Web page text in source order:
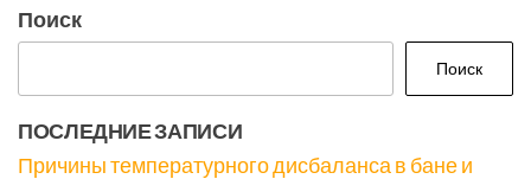
Поиск
Поиск
ПОСЛЕДНИЕ ЗАПИСИ
Причины температурного дисбаланса в бане и